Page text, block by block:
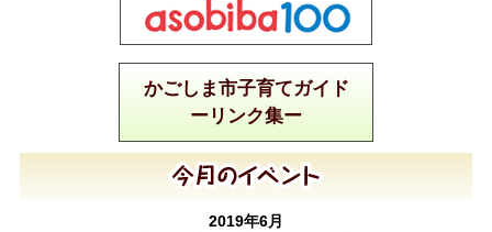
かごしま市子育てガイド
ーリンク集ー
2019年6月